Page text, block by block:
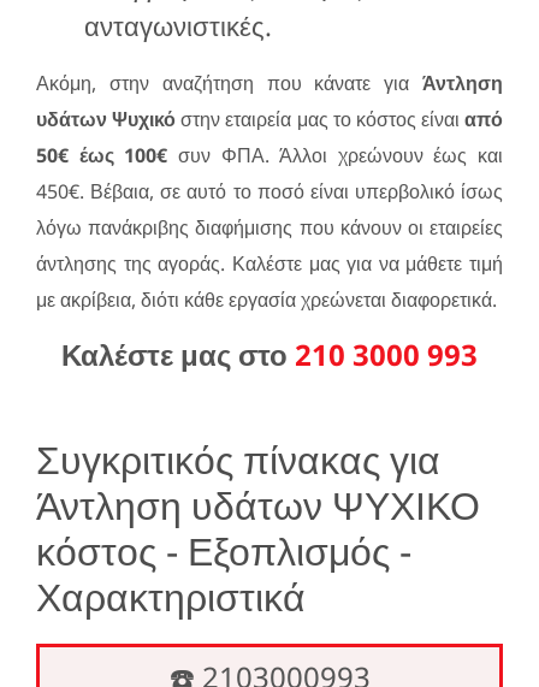
ανταγωνιστικές.
Ακόμη, στην αναζήτηση που κάνατε για Άντληση
υδάτων Ψυχικόστην εταιρεία μας το κόστος είναι από
50€ έως 100€ συν ΦΠΑ. Άλλοι χρεώνουν έως και
450€. Βέβαια, σε αυτό το ποσό είναι υπερβολικό ίσως
λόγω πανάκριβης διαφήμισης που κάνουν οι εταιρείες
άντλησης της αγοράς. Καλέστε μας για να μάθετε τιμή
με ακρίβεια, διότι κάθε εργασία χρεώνεται διαφορετικά.
Καλέστε μας στο 210 3000 993
Συγκριτικός πίνακας για
Άντληση υδάτων ΨΥΧΙΚΟ
κόστος - Εξοπλισμός -
Χαρακτηριστικά
☎️ 2103000993